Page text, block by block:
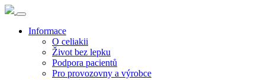
Informace
O celiakii
Život bez lepku
Podpora pacientů
Pro provozovny a výrobce